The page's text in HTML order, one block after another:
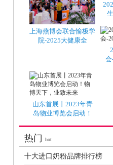
上海燕博会联合愉极学
院-2025大健康全
山东首展丨2023年青
岛物业博览会启动！
热门 hot
十大进口奶粉品牌排行榜